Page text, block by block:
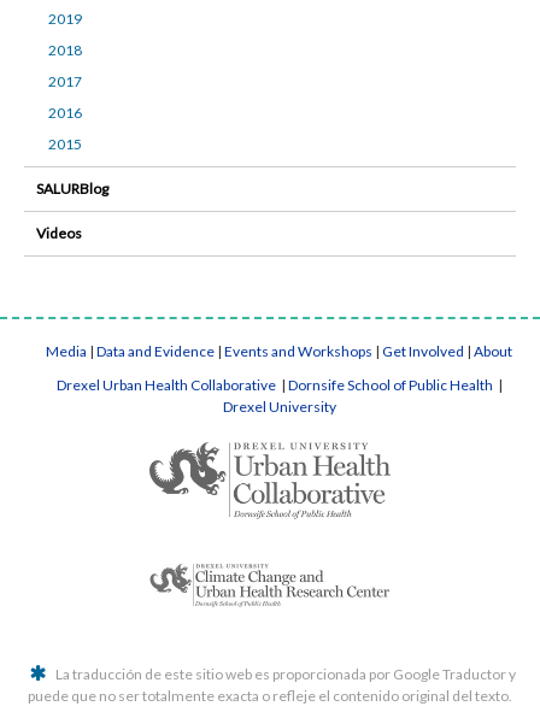
2019
2018
2017
2016
2015
SALURBlog
Videos
Media | Data and Evidence | Events and Workshops | Get Involved | About
Drexel Urban Health Collaborative | Dornsife School of Public Health |
Drexel University
La traducción de este sitio web es proporcionada por Google Traductor y
puede que no ser totalmente exacta o refleje el contenido original del texto.